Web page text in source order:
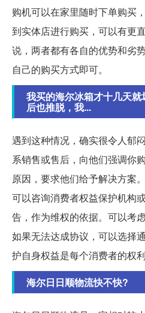
购机可以在家里随时下单购买
到实体店进行购买，可以有更
说，两者都有各自的优势和劣
自己的购买方式即可。
我买的海尔冰箱才十几天
后也推脱，我...
遇到这种情况，确实很令人郁
系销售或售后，向他们强调你
原因，要求他们给予解决方案
可以咨询消费者权益保护机构
告，作为维权的依据。可以考
如果无法达成协议，可以选择
护自身权益是每个消费者的权利
海尔日日顺物流快不快?